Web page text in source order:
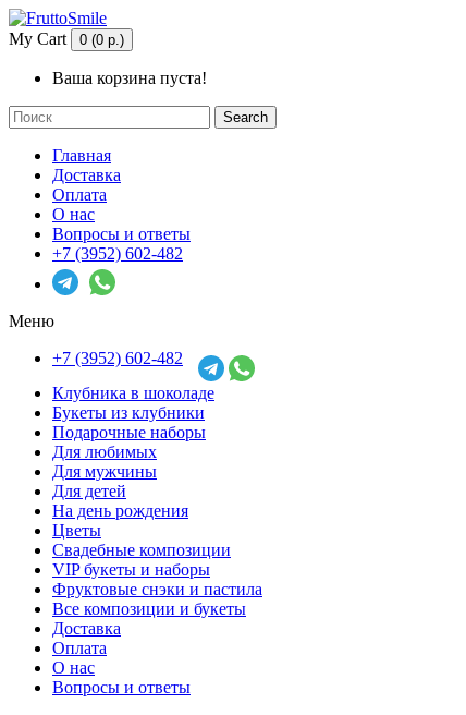
My Cart 0 (0 р.)
Ваша корзина пуста!
Search
Главная
Доставка
Оплата
О нас
Вопросы и ответы
+7 (3952) 602-482
Меню
+7 (3952) 602-482
Клубника в шоколаде
Букеты из клубники
Подарочные наборы
Для любимых
Для мужчины
Для детей
На день рождения
Цветы
Свадебные композиции
VIP букеты и наборы
Фруктовые снэки и пастила
Все композиции и букеты
Доставка
Оплата
О нас
Вопросы и ответы